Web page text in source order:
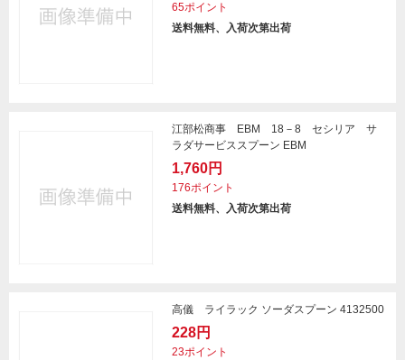
65ポイント
送料無料、入荷次第出荷
江部松商事 EBM 18－8 セシリア サ
ラダサービススプーン EBM
1,760円
176ポイント
送料無料、入荷次第出荷
高儀 ライラック ソーダスプーン 4132500
228円
23ポイント